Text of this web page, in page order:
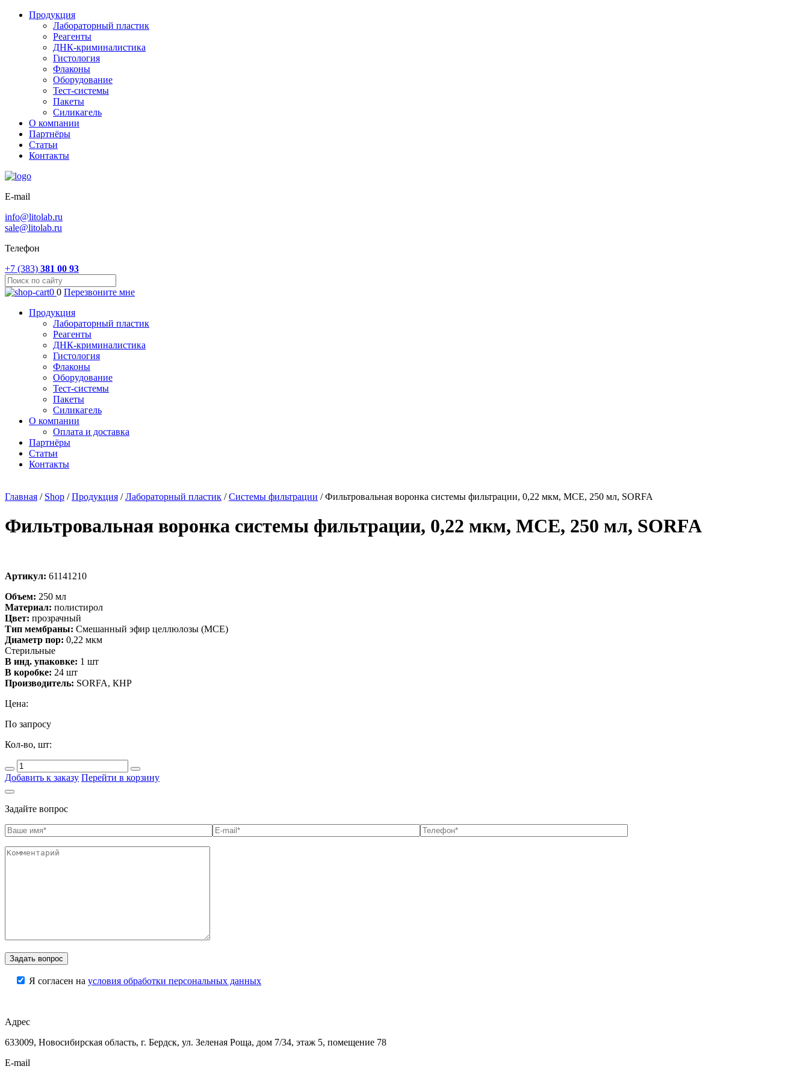
Продукция
Лабораторный пластик
Реагенты
ДНК-криминалистика
Гистология
Флаконы
Оборудование
Тест-системы
Пакеты
Силикагель
О компании
Партнёры
Статьи
Контакты
E-mail
info@litolab.ru
sale@litolab.ru
Телефон
+7 (383) 381 00 93
0 0 Перезвоните мне
Продукция
Лабораторный пластик
Реагенты
ДНК-криминалистика
Гистология
Флаконы
Оборудование
Тест-системы
Пакеты
Силикагель
О компании
Оплата и доставка
Партнёры
Статьи
Контакты
Главная / Shop /Продукция /Лабораторный пластик /Системы фильтрации /Фильтровальная воронка системы фильтрации, 0,22 мкм, МСЕ, 250 мл, SORFA
Фильтровальная воронка системы фильтрации, 0,22 мкм, МСЕ, 250 мл, SORFA
Артикул: 61141210
Объем: 250 мл
Материал: полистирол
Цвет: прозрачный
Тип мембраны: Смешанный эфир целлюлозы (MCE)
Диаметр пор: 0,22 мкм
Стерильные
В инд. упаковке: 1 шт
В коробке: 24 шт
Производитель: SORFA, КНР
Цена:
По запросу
Кол-во, шт:
Добавить к заказу Перейти в корзину
Задайте вопрос
Я согласен на условия обработки персональных данных
Адрес
633009, Новосибирская область, г. Бердск, ул. Зеленая Роща, дом 7/34, этаж 5, помещение 78
E-mail